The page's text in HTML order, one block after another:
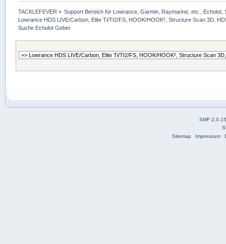
TACKLEFEVER » Support Bereich für Lowrance, Garmin, Raymarine, etc.,
Lowrance HDS LIVE/Carbon, Elite Ti/TI2/FS, HOOK/HOOK², Structure Scan 3D,
Suche Echolot Geber
SMF 2.0.15
Sitemap
Impressum